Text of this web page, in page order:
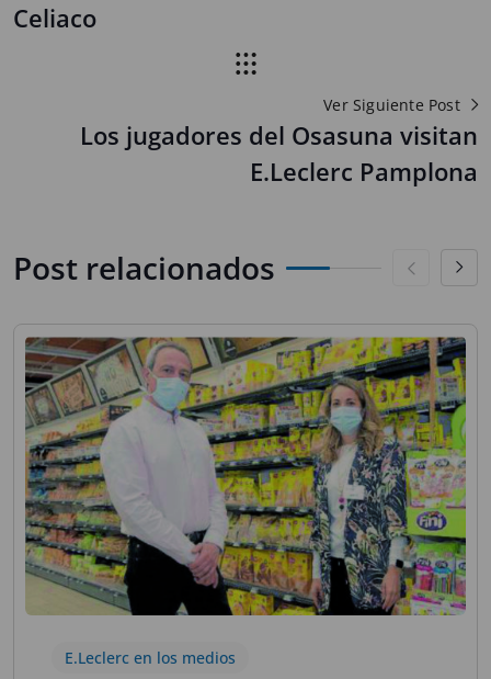
Celiaco
Ver Siguiente Post
Los jugadores del Osasuna visitan
E.Leclerc Pamplona
Post relacionados
E.Leclerc en los medios